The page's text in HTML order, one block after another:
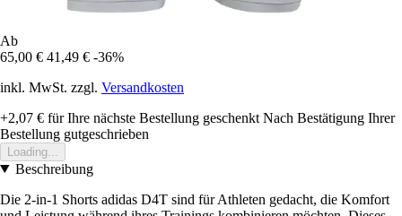
Ab
65,00 € 41,49 € -36%
inkl. MwSt. zzgl. Versandkosten
+2,07 € für Ihre nächste Bestellung geschenkt Nach Bestätigung Ihrer
Bestellung gutgeschrieben
Loading...
Beschreibung
Die 2-in-1 Shorts adidas D4T sind für Athleten gedacht, die Komfort